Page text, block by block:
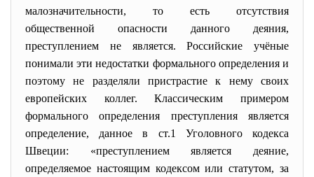
малозначительности, то есть отсутствия
общественной опасности данного деяния,
преступлением не является. Российские учёные
понимали эти недостатки формального определения и
поэтому не разделяли пристрастие к нему своих
европейских коллег. Классическим примером
формального определения преступления является
определение, данное в ст.1 Уголовного кодекса
Швеции: «преступлением является деяние,
определяемое настоящим кодексом или статутом, за